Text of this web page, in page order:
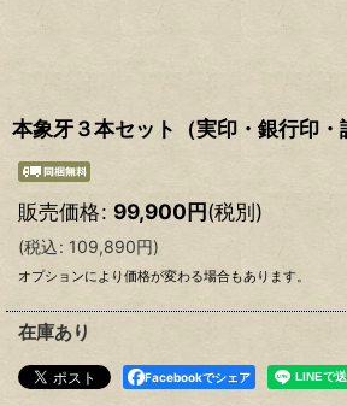
本象牙３本セット（実印・銀行印
販売価格: 99,900円(税別)
(税込: 109,890円)
オプションにより価格が変わる場合もあります。
在庫あり
Facebookでシェア